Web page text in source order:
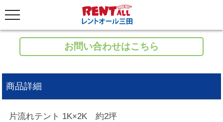
お問い合わせはこちら
商品詳細
片流れテント 1K×2K 約2坪